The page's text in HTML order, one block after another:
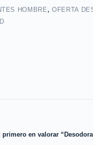
HOMBRE , OFERTA
primero en valorar